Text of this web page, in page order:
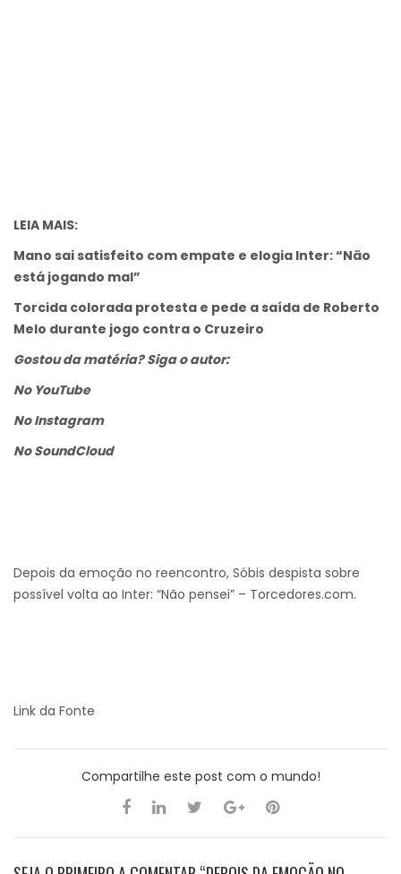
LEIA MAIS:
Mano sai satisfeito com empate e elogia Inter: “Não
está jogando mal”
Torcida colorada protesta e pede a saída de Roberto
Melo durante jogo contra o Cruzeiro
Gostou da matéria? Siga o autor:
No YouTube
No Instagram
No SoundCloud
Depois da emoção no reencontro, Sóbis despista sobre
possível volta ao Inter: “Não pensei” – Torcedores.com.
Link da Fonte
Compartilhe este post com o mundo!